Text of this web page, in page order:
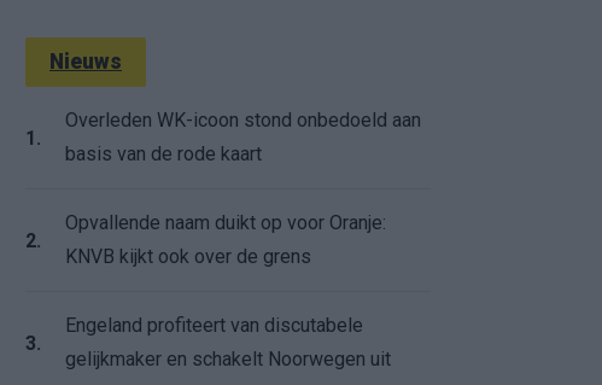
Nieuws
1.
Overleden WK-icoon stond onbedoeld aan
basis van de rode kaart
2.
Opvallende naam duikt op voor Oranje:
KNVB kijkt ook over de grens
3.
Engeland profiteert van discutabele
gelijkmaker en schakelt Noorwegen uit